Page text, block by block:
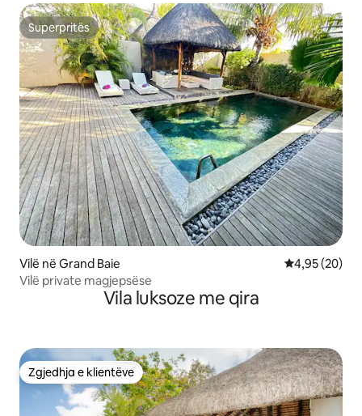
Superpritës
Superpritës
Vilë në Grand Baie Vlerësimi
4,95 (20)
Vilë private magjepsëse
Vila luksoze me qira
Zgjedhja e klientëve
Zgjedhja e klientëve